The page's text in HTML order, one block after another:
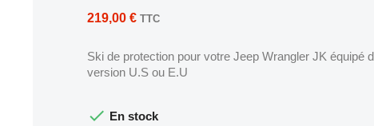
219,00 € TTC
Ski de protection pour votre Jeep Wrangler JK équipé
version U.S ou E.U
 En stock